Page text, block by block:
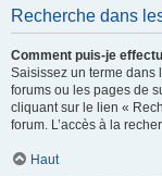
Recherche dans
Comment puis-je
Saisissez un terme dans
forums ou les pages de
cliquant sur le lien «
forum. L’accès à la
Haut